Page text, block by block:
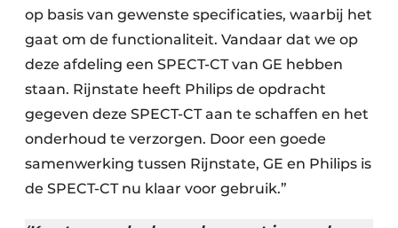
op basis van gewenste specificaties, waarbij het
gaat om de functionaliteit. Vandaar dat we op
deze afdeling een SPECT-CT van GE hebben
staan. Rijnstate heeft Philips de opdracht
gegeven deze SPECT-CT aan te schaffen en het
onderhoud te verzorgen. Door een goede
samenwerking tussen Rijnstate, GE en Philips is
de SPECT-CT nu klaar voor gebruik.”